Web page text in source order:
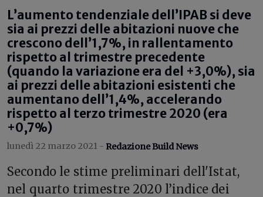
L’aumento tendenziale dell’IPAB si deve
sia ai prezzi delle abitazioni nuove che
crescono dell’1,7%, in rallentamento
rispetto al trimestre precedente
(quando la variazione era del +3,0%), sia
ai prezzi delle abitazioni esistenti che
aumentano dell’1,4%, accelerando
rispetto al terzo trimestre 2020 (era
+0,7%)
lunedì 22 marzo 2021 - Redazione Build News
Secondo le stime preliminari dell'Istat,
nel quarto trimestre 2020 l’indice dei